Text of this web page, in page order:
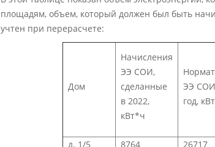
площадям, объем, который должен был быть
учтен при перерасчете:
Дом
Начисления
ЭЭ СОИ,
сделанные
в 2022,
кВт*ч
ЭЭ
год,
д. 1/5 8764 26717